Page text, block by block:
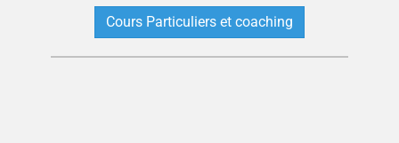
Cours Particuliers et coaching